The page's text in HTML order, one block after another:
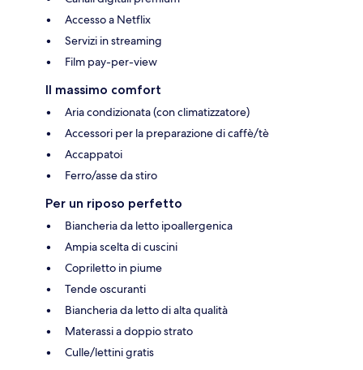
Accesso a Netflix
Servizi in streaming
Film pay-per-view
Il massimo comfort
Aria condizionata (con climatizzatore)
Accessori per la preparazione di caffè/tè
Accappatoi
Ferro/asse da stiro
Per un riposo perfetto
Biancheria da letto ipoallergenica
Ampia scelta di cuscini
Copriletto in piume
Tende oscuranti
Biancheria da letto di alta qualità
Materassi a doppio strato
Culle/lettini gratis